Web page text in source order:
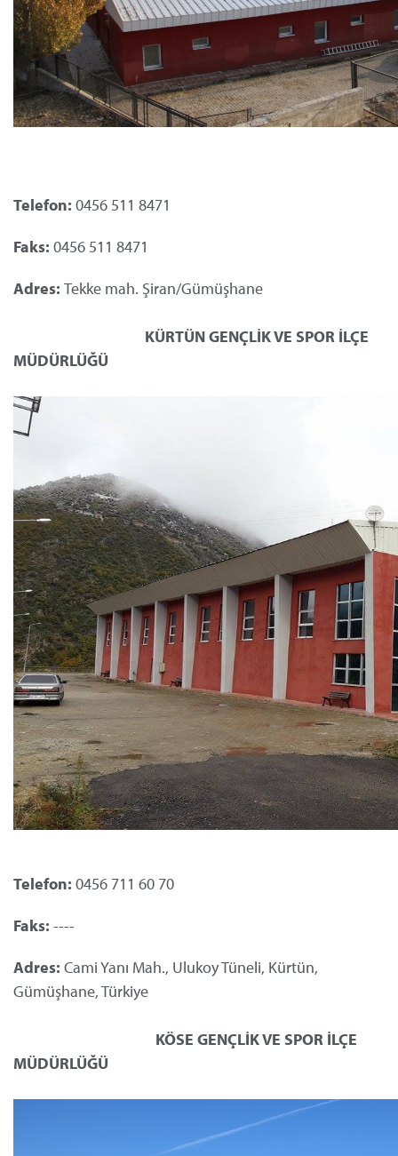
Telefon: 0456 511 8471
Faks: 0456 511 8471
Adres: Tekke mah. Şiran/Gümüşhane
KÜRTÜNGENÇLİK VE SPOR İLÇE
MÜDÜRLÜĞÜ
Telefon: 0456 711 60 70
Faks: ----
Adres: Cami Yanı Mah., Ulukoy Tüneli, Kürtün,
Gümüşhane, Türkiye
KÖSE GENÇLİK VE SPOR İLÇE
MÜDÜRLÜĞÜ